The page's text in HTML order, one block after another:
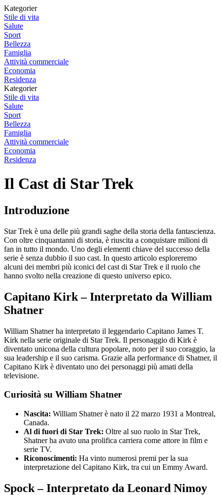
Kategorier
Stile di vita
Salute
Sport
Bellezza
Famiglia
Attività commerciale
Economia
Residenza
Kategorier
Stile di vita
Salute
Sport
Bellezza
Famiglia
Attività commerciale
Economia
Residenza
Il Cast di Star Trek
Introduzione
Star Trek è una delle più grandi saghe della storia della fantascienza.
Con oltre cinquantanni di storia, è riuscita a conquistare milioni di
fan in tutto il mondo. Uno degli elementi chiave del successo della
serie è senza dubbio il suo cast. In questo articolo esploreremo
alcuni dei membri più iconici del cast di Star Trek e il ruolo che
hanno svolto nella creazione di questo universo epico.
Capitano Kirk – Interpretato da William
Shatner
William Shatner ha interpretato il leggendario Capitano James T.
Kirk nella serie originale di Star Trek. Il personaggio di Kirk è
diventato unicona della cultura popolare, noto per il suo coraggio, la
sua leadership e il suo carisma. Grazie alla performance di Shatner, il
Capitano Kirk è diventato uno dei personaggi più amati della
televisione.
Curiosità su William Shatner
Nascita: William Shatner è nato il 22 marzo 1931 a Montreal,
Canada.
Al di fuori di Star Trek: Oltre al suo ruolo in Star Trek,
Shatner ha avuto una prolifica carriera come attore in film e
serie TV.
Riconoscimenti: Ha vinto numerosi premi per la sua
interpretazione del Capitano Kirk, tra cui un Emmy Award.
Spock – Interpretato da Leonard Nimoy